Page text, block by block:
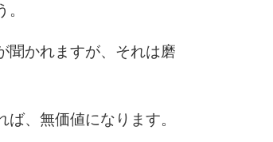
聞かれますが、それは磨
、無価値になります。